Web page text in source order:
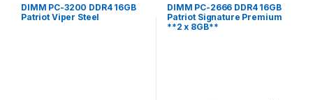
DIMM PC-3200 DDR4 16GB
Patriot Viper Steel
DIMM PC-2666 DDR4 16GB
Patriot Signature Premium
**2 x 8GB**